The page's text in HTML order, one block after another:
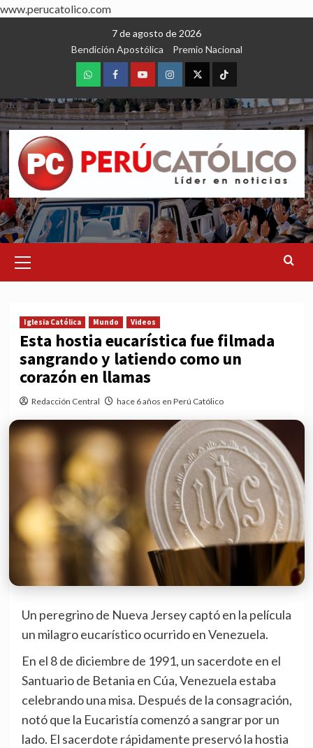
www.perucatolico.com
7 de agosto de 2026
Bendición Apostólica
Premio Nacional
WhatsAppFacebookYoutubeInstagram
X TikTok
Menu
Iglesia Católica Mundo Videos
Esta hostia eucarística fue filmada
sangrando y latiendo como un
corazón en llamas
Redacción Central hace 6 años en Perú Católico
Un peregrino de Nueva Jersey captó en la película
un milagro eucarístico ocurrido en Venezuela.
En el 8 de diciembre de 1991, un sacerdote en el
Santuario de Betania en Cúa, Venezuela estaba
celebrando una misa. Después de la consagración,
notó que la Eucaristía comenzó a sangrar por un
lado. El sacerdote rápidamente preservó la hostia